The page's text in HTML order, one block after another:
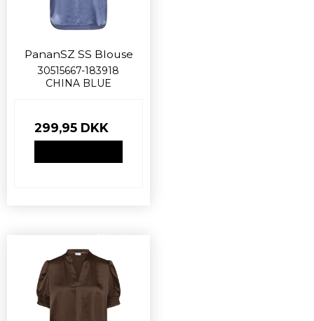
PananSZ SS Blouse
30515667-183918
CHINA BLUE
299,95 DKK